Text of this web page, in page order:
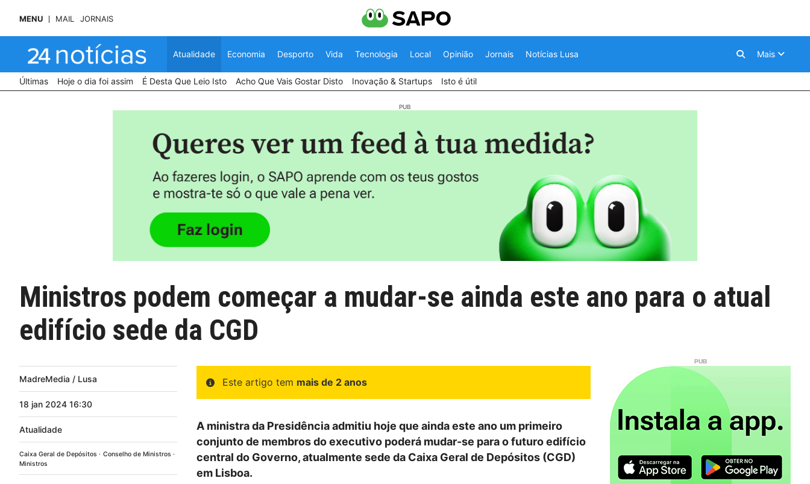
MENU MAIL JORNAIS
Atualidade Economia Desporto Vida Tecnologia Local Opinião Jornais Notícias Lusa Mais
Últimas Hoje o dia foi assim É Desta Que Leio Isto Acho Que Vais Gostar Disto Inovação & Startups Isto é útil
Ministros podem começar a mudar-se ainda este ano para o atual
edifício sede da CGD
MadreMedia / Lusa
18 jan 2024 16:30
Atualidade
Caixa Geral de Depósitos
Conselho de Ministros
Ministros
Este artigo tem mais de 2 anos
A ministra da Presidência admitiu hoje que ainda este ano um primeiro
conjunto de membros do executivo poderá mudar-se para o futuro edifício
central do Governo, atualmente sede da Caixa Geral de Depósitos (CGD)
em Lisboa.